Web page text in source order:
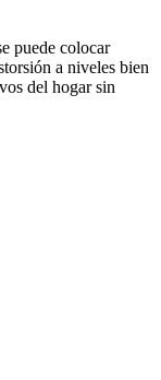
puede colocar
a niveles bien
del hogar sin